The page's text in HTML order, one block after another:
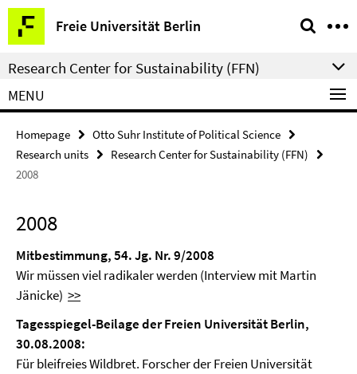
Springe
direkt
zu
Inhalt
Freie Universität Berlin
Service
Navigation
Research Center for Sustainability (FFN)
MENU
Homepage
Otto Suhr Institute of Political Science
Research units
Research Center for Sustainability (FFN)
2008
2008
Mitbestimmung, 54. Jg. Nr. 9/2008
Wir müssen viel radikaler werden (Interview mit Martin
Jänicke) >>
Tagesspiegel-Beilage der Freien Universität Berlin,
30.08.2008:
Für bleifreies Wildbret. Forscher der Freien Universität